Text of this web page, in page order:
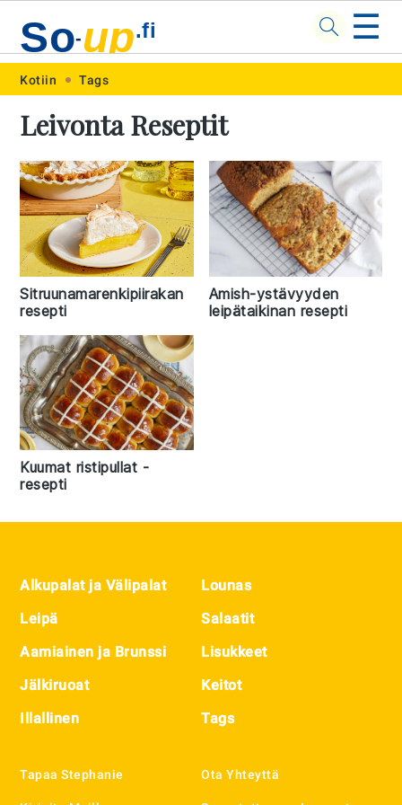
Skip
primary
navigation
Skip
main
content
Skip
primary
sidebar
Skip
footer
So-up.fi ☰
Kotiin Tags
Leivonta Reseptit
Sitruunamarenkipiirakan
resepti
Amish-ystävyyden
leipätaikinan resepti
Kuumat ristipullat -
resepti
Footer
Alkupalat ja Välipalat
Leipä
Aamiainen ja Brunssi
Jälkiruoat
Illallinen
Lounas
Salaatit
Lisukkeet
Keitot
Tags
Tapaa Stephanie Ota Yhteyttä